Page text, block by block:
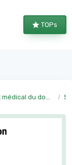
TOPs
du domicile